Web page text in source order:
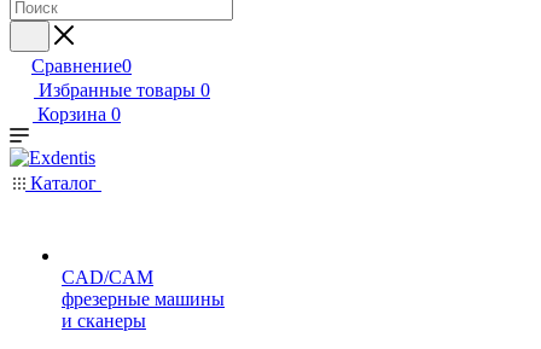
Сравнение0
Избранные товары 0
Корзина 0
Каталог
CAD/CAM
фрезерные машины
и сканеры